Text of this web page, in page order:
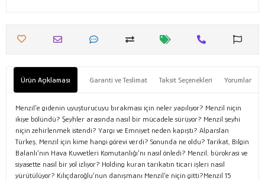
Ürün Açıklaması Garanti ve Teslimat Taksit Seçenekleri Yorumlar
Menzil’e gidenin uyuşturucuyu bırakması için neler yapılıyor? Menzil niçin
ikiye bölündü? Şeyhler arasında nasıl bir mücadele sürüyor? Menzil şeyhi
niçin zehirlenmek istendi? Yargı ve Emniyet neden kapıştı? Alparslan
Türkeş, Menzil için kime hangi görevi verdi? Sonunda ne oldu? Tarikat, Bilgin
Balanlı’nın Hava Kuvvetleri Komutanlığı’nı nasıl önledi? Menzil, bürokrasi ve
siyasette nasıl bir yol izliyor? Holding kuran tarikatın ticari işleri nasıl
yürütülüyor? Kılıçdaroğlu’nun danışmanı Menzil’e niçin gitti?Menzil 15